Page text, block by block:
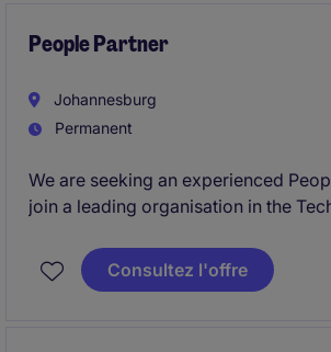
People Partner
Johannesburg
Permanent
We are seeking an experienced
join a leading organisation in the
human resources to support and
strategies that align with business
Consultez l'offre